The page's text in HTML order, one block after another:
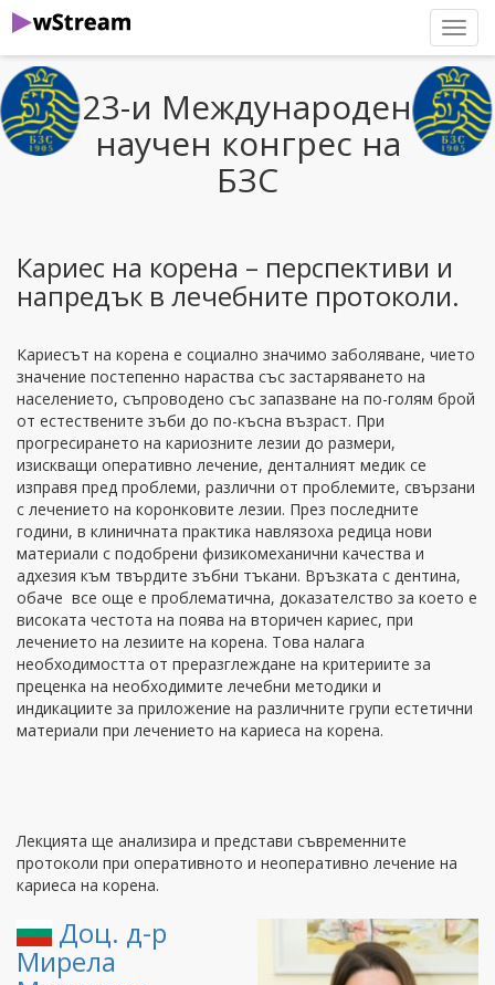
23-и Международен
научен конгрес на
БЗС
Кариес на корена – перспективи и
напредък в лечебните протоколи.
Кариесът на корена е социално значимо заболяване, чието
значение постепенно нараства със застаряването на
населението, съпроводено със запазване на по-голям брой
от естествените зъби до по-късна възраст. При
прогресирането на кариозните лезии до размери,
изискващи оперативно лечение, денталният медик се
изправя пред проблеми, различни от проблемите, свързани
с лечението на коронковите лезии. През последните
години, в клиничната практика навлязоха редица нови
материали с подобрени физикомеханични качества и
адхезия към твърдите зъбни тъкани. Връзката с дентина,
обаче все още е проблематична, доказателство за което е
високата честота на поява на вторичен кариес, при
лечението на лезиите на корена. Това налага
необходимостта от преразглеждане на критериите за
преценка на необходимите лечебни методики и
индикациите за приложение на различните групи естетични
материали при лечението на кариеса на корена.
Лекцията ще анализира и представи съвременните
протоколи при оперативното и неоперативно лечение на
кариеса на корена.
Доц. д-р
Мирела